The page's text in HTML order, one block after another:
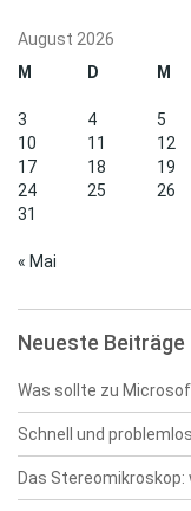
August 2026
M
D M
3
4 5
10
11 12
17
18 19
24
25 26
31
« Mai
Neueste Beiträge
Was sollte zu
Schnell und
Das